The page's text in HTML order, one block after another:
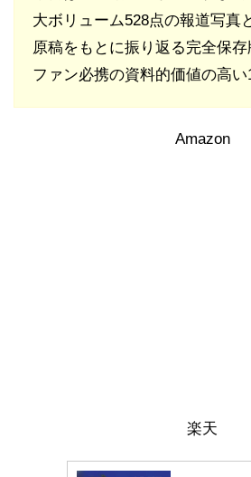
大ボリューム528点の報道写真
原稿をもとに振り返る完全保存
ファン必携の資料的価値の高い
Amazon
楽天